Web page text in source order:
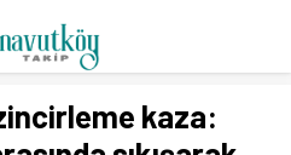
kaza: